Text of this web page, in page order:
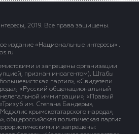
2019. Все права защищены.
издание «Национальные интересы» .
и запрещены организации
признан иноагентом), Штабы
партия», «Свидетели
«Русский общенациональный
иммиграции», «Правый
им. Степана Бандеры»,
крымскотатарского народа»,
общероссийская политическая партия
и запрещены: